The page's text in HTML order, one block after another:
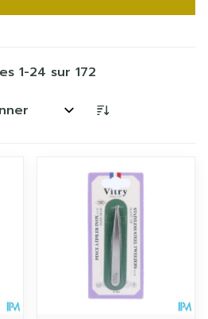
1-24 sur 172